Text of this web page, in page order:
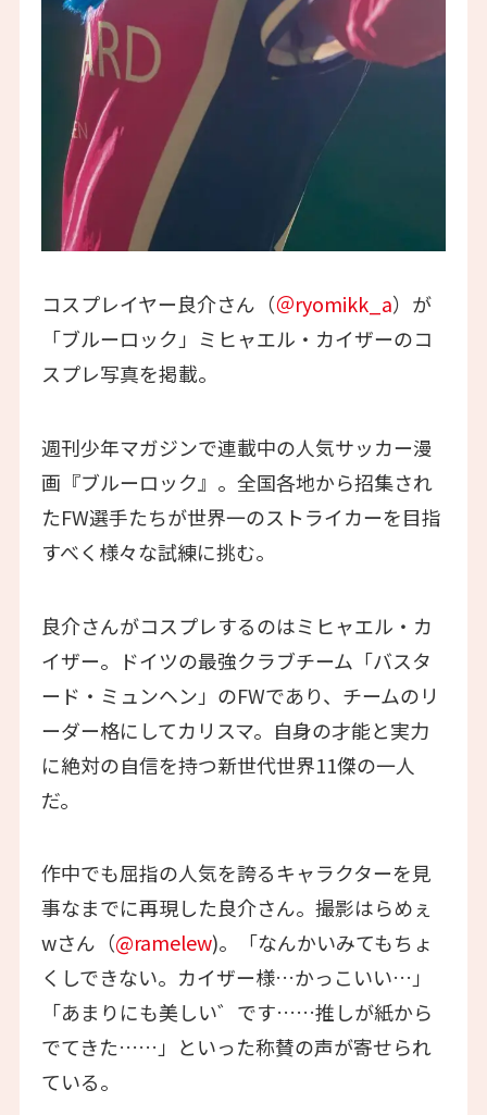
コスプレイヤー良介さん（＠ryomikk_a）が
「ブルーロック」ミヒャエル・カイザーのコ
スプレ写真を掲載。
週刊少年マガジンで連載中の人気サッカー漫
画『ブルーロック』。全国各地から招集され
たFW選手たちが世界一のストライカーを目指
すべく様々な試練に挑む。
良介さんがコスプレするのはミヒャエル・カ
イザー。ドイツの最強クラブチーム「バスタ
ード・ミュンヘン」のFWであり、チームのリ
ーダー格にしてカリスマ。自身の才能と実力
に絶対の自信を持つ新世代世界11傑の一人
だ。
作中でも屈指の人気を誇るキャラクターを見
事なまでに再現した良介さん。撮影はらめぇ
wさん（@ramelew)。「なんかいみてもちょ
くしできない。カイザー様…かっこいい…」
「あまりにも美しい゛です……推しが紙から
でてきた……」といった称賛の声が寄せられ
ている。